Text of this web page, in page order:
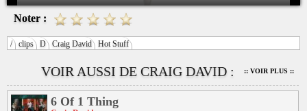
Play Mute PIP
/ clips D Craig David Hot Stuff
VOIR AUSSI DE CRAIG DAVID : :: VOIR PLUS ::
6 Of 1 Thing
Noter :